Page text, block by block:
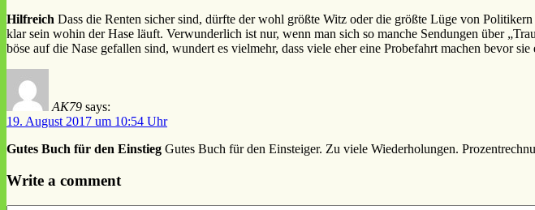
Hilfreich Dass die Renten sicher sind, dürfte der wohl größte Witz oder die größte Lüge von
klar sein wohin der Hase läuft. Verwunderlich ist nur, wenn man sich so manche Sendungen über
böse auf die Nase gefallen sind, wundert es vielmehr, dass viele eher eine Probefahrt machen bevor
AK79 says:
19. August 2017 um 10:54 Uhr
Gutes Buch für den Einstieg Gutes Buch für den Einsteiger. Zu viele Wiederholungen.
Write a comment